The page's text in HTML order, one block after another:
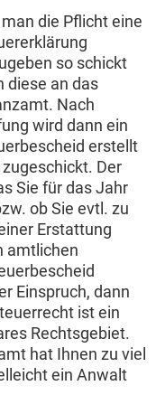
die Pflicht eine
so schickt
diese an das
Nach
wird dann ein
erstellt
zugeschickt. Der
Sie für das Jahr
ob Sie evtl. zu
Erstattung
amtlichen
Einspruch, dann
ist ein
Rechtsgebiet.
hat Ihnen zu viel
ein Anwalt